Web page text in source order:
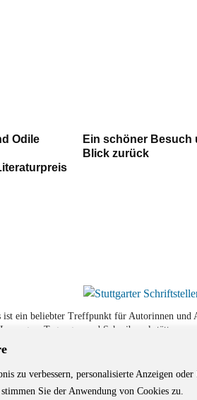
zu verbessern, personalisierte Anzeigen oder
Sie der Anwendung von Cookies zu.
Odile
Ein schöner Besuch
Blick zurück
ist ein beliebter Treffpunkt für Autorinnen und
Tagungen und Schreibwerkstätten.